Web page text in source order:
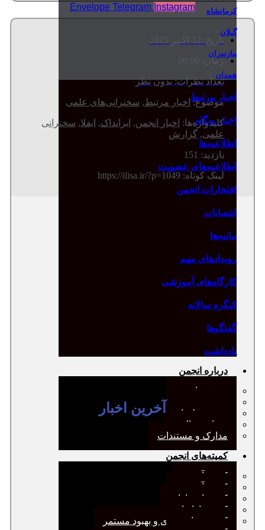
کرمانشاه
گیلان
مازندران
همدان
اخبار مرتبط
اخبار وبگاه
اطلاعیه‌ها
اطلاعیه‌های عضویت
افتخارات انجمن
انتصابات
بیانیه‌ها
رویدادهای مهم
کارگاه‌های آموزشی
کنگره سالانه
گفتگوها
یادداشت
درباره انجمن
معرفی انجمن
صورت‌جلسات
همیاری مالی
مدارک و مستندات
کمیته‌های انجمن
کمیته آرشیو
کمیته آموزش
کمیته انتشارات
کمیته بازاریابی
کمیته برنامه‌ریزی و بهبود مستمر
Envelope Telegram Instagram
زمان:
تعداد نظرات:بدون نظر
موضوع: اخبار مرتبط, سخنرانی‌های علمی
کلیدواژه‌ها: اخبار انجمن, ایرانداک, ایفلا, سخنرانی
علمی, گزارش
بازدید: 151
لینک کوتاه: https://ilisa.ir/?p=1049
آخرین اخبار